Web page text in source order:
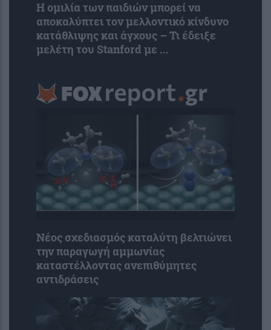
Η ομιλία των παιδιών μπορεί να
αποκαλύπτει τον μελλοντικό κίνδυνο
κατάθλιψης και άγχους – Τι έδειξε
μελέτη του Stanford με ...
Νέος σχεδιασμός καταλύτη βελτιώνει
την παραγωγή αμμωνίας
καταστέλλοντας ανεπιθύμητες
αντιδράσεις